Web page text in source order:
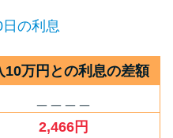
の利息
10万円との利息の差額
2,466円